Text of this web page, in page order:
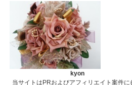
kyon
当サイトはPRおよびアフィリエイト案件に